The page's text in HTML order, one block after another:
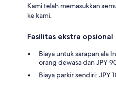
Kami telah memasukkan
ke kami.
Fasilitas ekstra opsional
Biaya untuk sarapan ala
orang dewasa dan JPY
Biaya parkir sendiri: JPY